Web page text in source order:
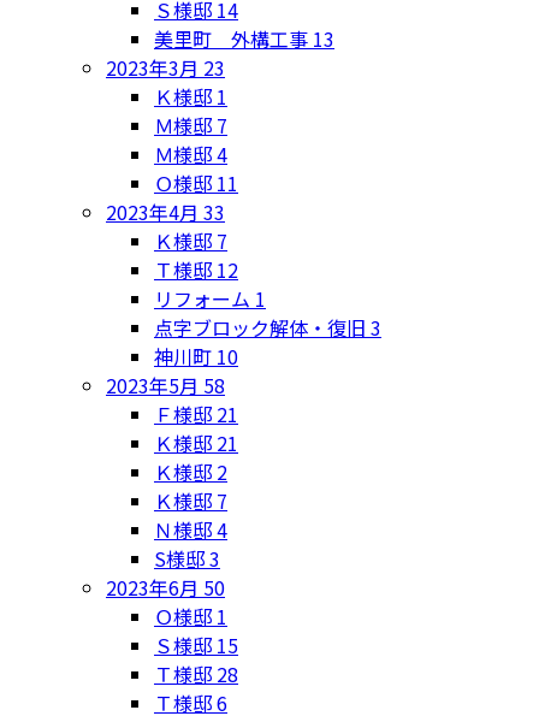
Ｓ様邸 14
美里町 外構工事 13
2023年3月 23
Ｋ様邸 1
Ｍ様邸 7
Ｍ様邸4
Ｏ様邸 11
2023年4月 33
Ｋ様邸 7
Ｔ様邸 12
リフォーム 1
点字ブロック解体・復旧 3
神川町 10
2023年5月 58
Ｆ様邸 21
Ｋ様邸 21
Ｋ様邸 2
Ｋ様邸 7
Ｎ様邸4
S様邸3
2023年6月 50
Ｏ様邸 1
Ｓ様邸 15
Ｔ様邸 28
Ｔ様邸6